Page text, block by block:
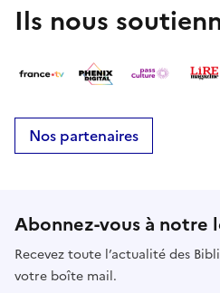
Ils nous
Nos partenaires
Abonnez-vous à notre
Recevez toute l’actualité des
votre boîte mail.